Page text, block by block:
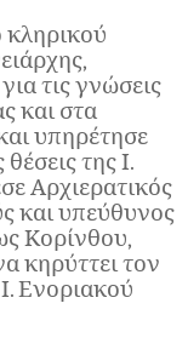
τις γνώσεις
και στα
υπηρέτησε
της Ι.
Αρχιερατικός
και υπεύθυνος
Κορίνθου,
κηρύττει τον
Ενοριακού